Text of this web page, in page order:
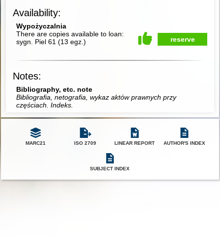
Availability:
Wypożyczalnia
There are copies available to loan:
sygn. Piel 61(13 egz.) reserve
Notes:
Bibliography, etc. note
Bibliografia, netografia, wykaz aktów prawnych przy
częściach. Indeks.
MARC21 ISO 2709 LINEAR REPORT AUTHOR'S INDEX
SUBJECT INDEX